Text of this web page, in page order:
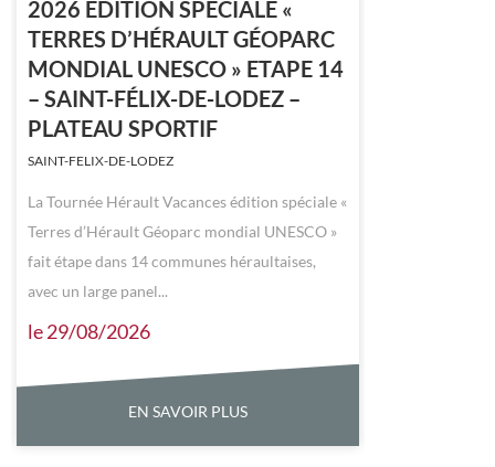
2026 ÉDITION SPÉCIALE «
TERRES D’HÉRAULT GÉOPARC
MONDIAL UNESCO » ETAPE 14
– SAINT-FÉLIX-DE-LODEZ –
PLATEAU SPORTIF
SAINT-FELIX-DE-LODEZ
La Tournée Hérault Vacances édition spéciale «
Terres d’Hérault Géoparc mondial UNESCO »
fait étape dans 14 communes héraultaises,
avec un large panel...
le 29/08/2026
EN SAVOIR PLUS